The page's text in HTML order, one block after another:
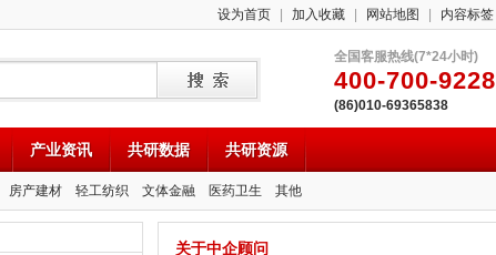
设为首页 加入收藏 网站地图 内容标签
全国客服热线(7*24小时)
400-700-9228
(86)010-69365838
产业资讯 共研数据 共研资源
房产建材 轻工纺织 文体金融 医药卫生 其他
关于中企顾问